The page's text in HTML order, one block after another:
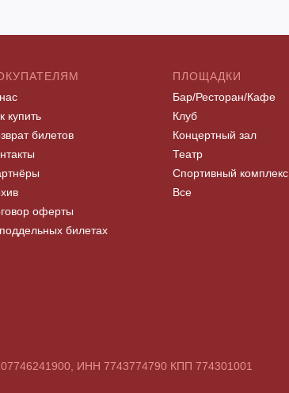
купить
билетов
оферты
билетах
ПЛОЩАДКИ
Бар/Ресторан/Кафе
Клуб
Концертный зал
Театр
Спортивный комплекс
Все
ИНН 7743774790 КПП 774301001